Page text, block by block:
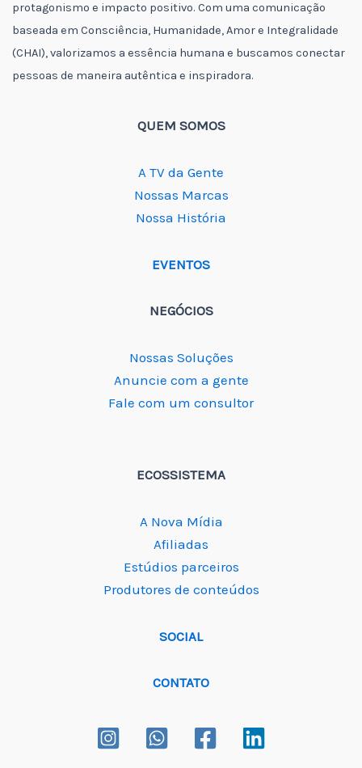
protagonismo e impacto positivo. Com uma comunicação
baseada em Consciência, Humanidade, Amor e Integralidade
(CHAI), valorizamos a essência humana e buscamos conectar
pessoas de maneira autêntica e inspiradora.
QUEM SOMOS
A TV da Gente
Nossas Marcas
Nossa História
EVENTOS
NEGÓCIOS
Nossas Soluções
Anuncie com a gente
Fale com um consultor
ECOSSISTEMA
A Nova Mídia
Afiliadas
Estúdios parceiros
Produtores de conteúdos
SOCIAL
CONTATO